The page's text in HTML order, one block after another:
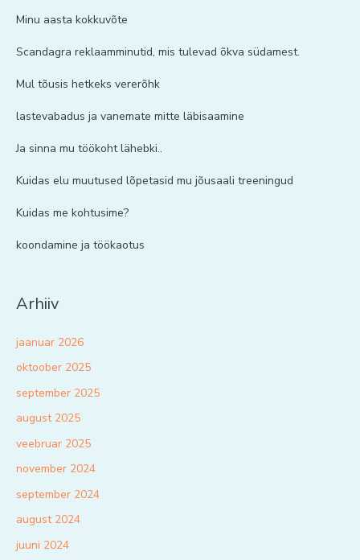
Minu aasta kokkuvõte
Scandagra reklaamminutid, mis tulevad õkva südamest.
Mul tõusis hetkeks vererõhk
lastevabadus ja vanemate mitte läbisaamine
Ja sinna mu töökoht lähebki..
Kuidas elu muutused lõpetasid mu jõusaali treeningud
Kuidas me kohtusime?
koondamine ja töökaotus
Arhiiv
jaanuar 2026
oktoober 2025
september 2025
august 2025
veebruar 2025
november 2024
september 2024
august 2024
juuni 2024